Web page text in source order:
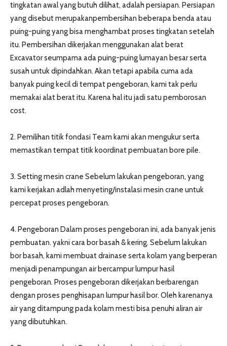
tingkatan awal yang butuh dilihat, adalah persiapan. Persiapan
yang disebut merupakanpembersihan beberapa benda atau
puing-puing yang bisa menghambat proses tingkatan setelah
itu. Pembersihan dikerjakan menggunakan alat berat
Excavator seumpama ada puing-puing lumayan besar serta
susah untuk dipindahkan. Akan tetapi apabila cuma ada
banyak puing kecil di tempat pengeboran, kami tak perlu
memakai alat berat itu. Karena hal itu jadi satu pemborosan
cost.
2. Pemilihan titik fondasi Team kami akan mengukur serta
memastikan tempat titik koordinat pembuatan bore pile.
3. Setting mesin crane Sebelum lakukan pengeboran, yang
kami kerjakan adlah menyeting/instalasi mesin crane untuk
percepat proses pengeboran.
4. Pengeboran Dalam proses pengeboran ini, ada banyak jenis
pembuatan. yakni cara bor basah & kering. Sebelum lakukan
bor basah, kami membuat drainase serta kolam yang berperan
menjadi penampungan air bercampur lumpur hasil
pengeboran. Proses pengeboran dikerjakan berbarengan
dengan proses penghisapan lumpur hasil bor. Oleh karenanya
air yang ditampung pada kolam mesti bisa penuhi aliran air
yang dibutuhkan.